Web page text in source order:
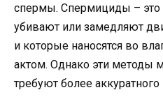
спермы. Спермициды – это
убивают или замедляют
и которые наносятся во
актом. Однако эти методы
требуют более аккуратного